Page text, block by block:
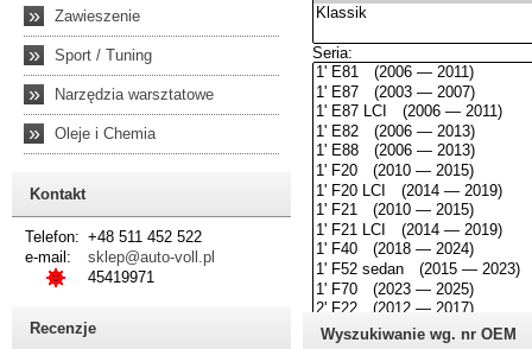
» Zawieszenie
» Sport / Tuning
» Narzędzia warsztatowe
» Oleje i Chemia
Kontakt
Telefon: +48 511 452 522
e-mail:
sklep@auto-voll.pl
45419971
Recenzje Wyszukiwanie wg. nr OEM